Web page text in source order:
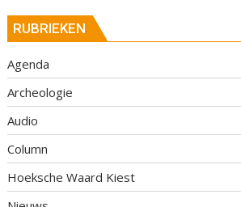
RUBRIEKEN
Agenda
Archeologie
Audio
Column
Hoeksche Waard Kiest